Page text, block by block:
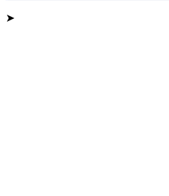
➤